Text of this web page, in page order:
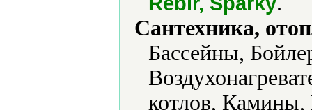
Сантехника,
Бассейны,
котлов, Камины,